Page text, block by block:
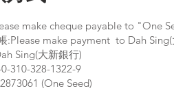
make cheque payable to "One
:Please make payment to Dah
Sing(大新銀行)
310-328-1322-9
(One Seed)